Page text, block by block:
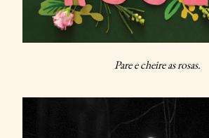
Pare e cheire as rosas.